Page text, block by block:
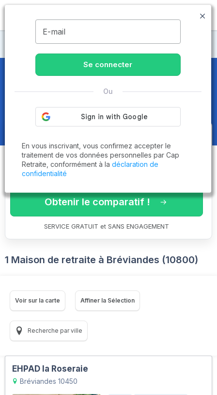
MENU
Maisons de retraite Aube
Maisons de retraite et EHPAD
Bréviandes (10800)
Obtenez le
comparatif des
établissementsadaptés à vos
critères en 3 minutes !
Obtenir le comparatif !
SERVICE GRATUIT et SANS ENGAGEMENT
1 Maison de retraite à Bréviandes (10800)
Voir sur la carte Affiner la Sélection
Recherche par ville
EHPAD la Roseraie
Bréviandes 10450
E-mail
Se connecter
Ou
En vous inscrivant, vous confirmez accepter le
traitement de vos données personnelles par Cap
Retraite, conformément à la déclaration de
confidentialité